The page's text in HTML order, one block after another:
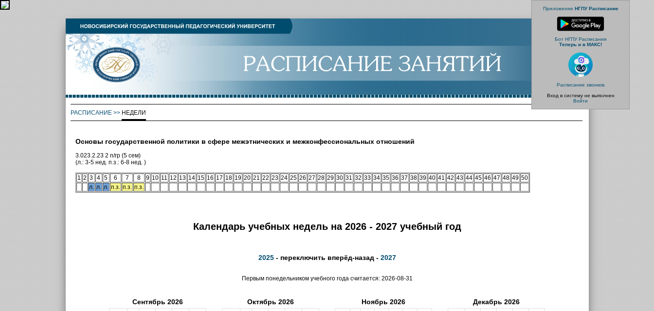
Приложение НГПУ Расписание
Бот НГПУ Расписания
Теперь и в МАКС!
Расписание звонков
Вход в систему не выполнен
Войти
РАСПИСАНИЕ>> НЕДЕЛИ
Основы государственной политики в сфере межэтнических и межконфессиональных отношений
3.023.2.23 2 п/гр (5 сем)
(л.: 3-5 нед. п.з.: 6-8 нед. )
1 2 3 4 5 6 7 8 9 10 11 12 13 14 15 16 17 18 19 20 21 22 23 24 25 26 27 28 29 30 31 32 33 34 35 36 37 38 39 40 41 42 43 44 45 46 47 48 49 50
л. л. л. п.з. п.з. п.з.
Календарь учебных недель на 2026 - 2027 учебный год
2025- переключить вперёд-назад - 2027
Первым понедельником учебного года считается: 2026-08-31
Сентябрь 2026 Октябрь 2026 Ноябрь 2026 Декабрь 2026